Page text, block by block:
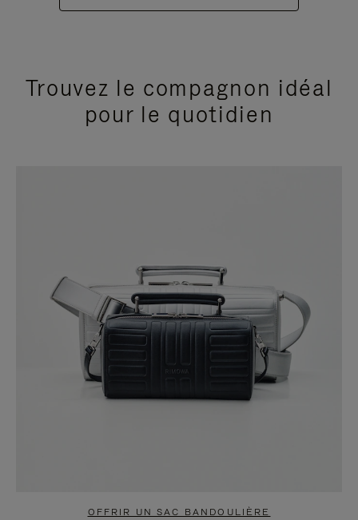
Trouvez le compagnon idéal
pour le quotidien
OFFRIR UN SAC BANDOULIÈRE